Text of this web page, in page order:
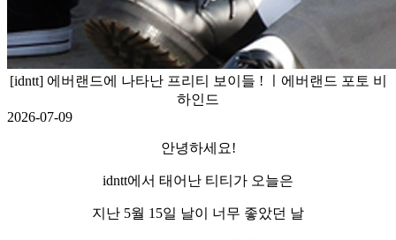
[idntt] 에버랜드에 나타난 프리티 보이들 ! ㅣ에버랜드 포토 비
하인드
2026-07-09
안녕하세요!
idntt에서 태어난 티티가 오늘은
지난 5월 15일 날이 너무 좋았던 날